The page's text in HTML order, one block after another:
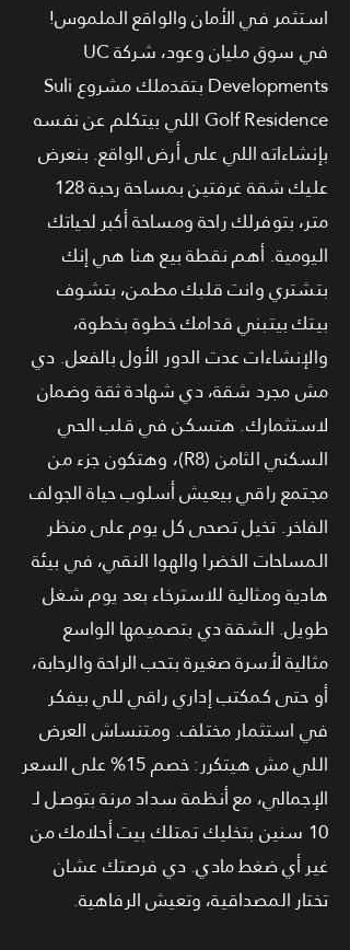
استثمر في الأمان والواقع الملموس!
في سوق مليان وعود، شركة UC
Developments بتقدملك مشروع Suli
Golf Residence اللي بيتكلم عن نفسه
بإنشاءاته اللي على أرض الواقع. بنعرض
عليك شقة غرفتين بمساحة رحبة 128
متر، بتوفرلك راحة ومساحة أكبر لحياتك
اليومية. أهم نقطة بيع هنا هي إنك
بتشتري وانت قلبك مطمن، بتشوف
بيتك بيتبني قدامك خطوة بخطوة،
والإنشاءات عدت الدور الأول بالفعل. دي
مش مجرد شقة، دي شهادة ثقة وضمان
لاستثمارك. هتسكن في قلب الحي
السكني الثامن (R8)، وهتكون جزء من
مجتمع راقي بيعيش أسلوب حياة الجولف
الفاخر. تخيل تصحى كل يوم على منظر
المساحات الخضرا والهوا النقي، في بيئة
هادية ومثالية للاسترخاء بعد يوم شغل
طويل. الشقة دي بتصميمها الواسع
مثالية لأسرة صغيرة بتحب الراحة والرحابة،
أو حتى كمكتب إداري راقي للي بيفكر
في استثمار مختلف. ومتنساش العرض
اللي مش هيتكرر: خصم 15% على السعر
الإجمالي، مع أنظمة سداد مرنة بتوصل لـ
10 سنين بتخليك تمتلك بيت أحلامك من
غير أي ضغط مادي. دي فرصتك عشان
تختار المصداقية، وتعيش الرفاهية.